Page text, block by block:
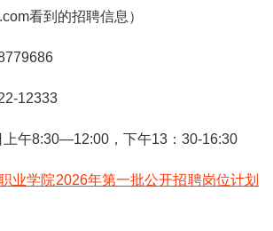
看到的招聘信息）
12333
上午8:30—12:00，下午13：30-16:30
业学院2026年第一批公开招聘岗位计划